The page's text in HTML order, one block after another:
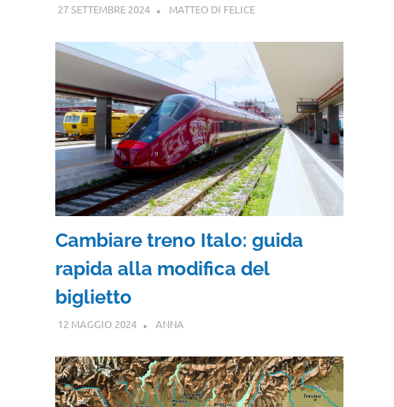
27 SETTEMBRE 2024 MATTEO DI FELICE
Cambiare treno Italo: guida
rapida alla modifica del
biglietto
12 MAGGIO 2024 ANNA